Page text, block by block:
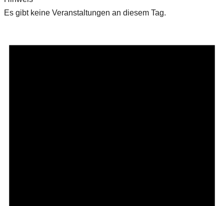
Es gibt keine Veranstaltungen an diesem Tag.